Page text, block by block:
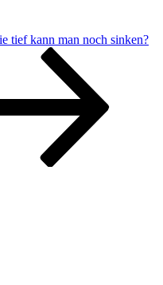
tief kann man noch sinken?